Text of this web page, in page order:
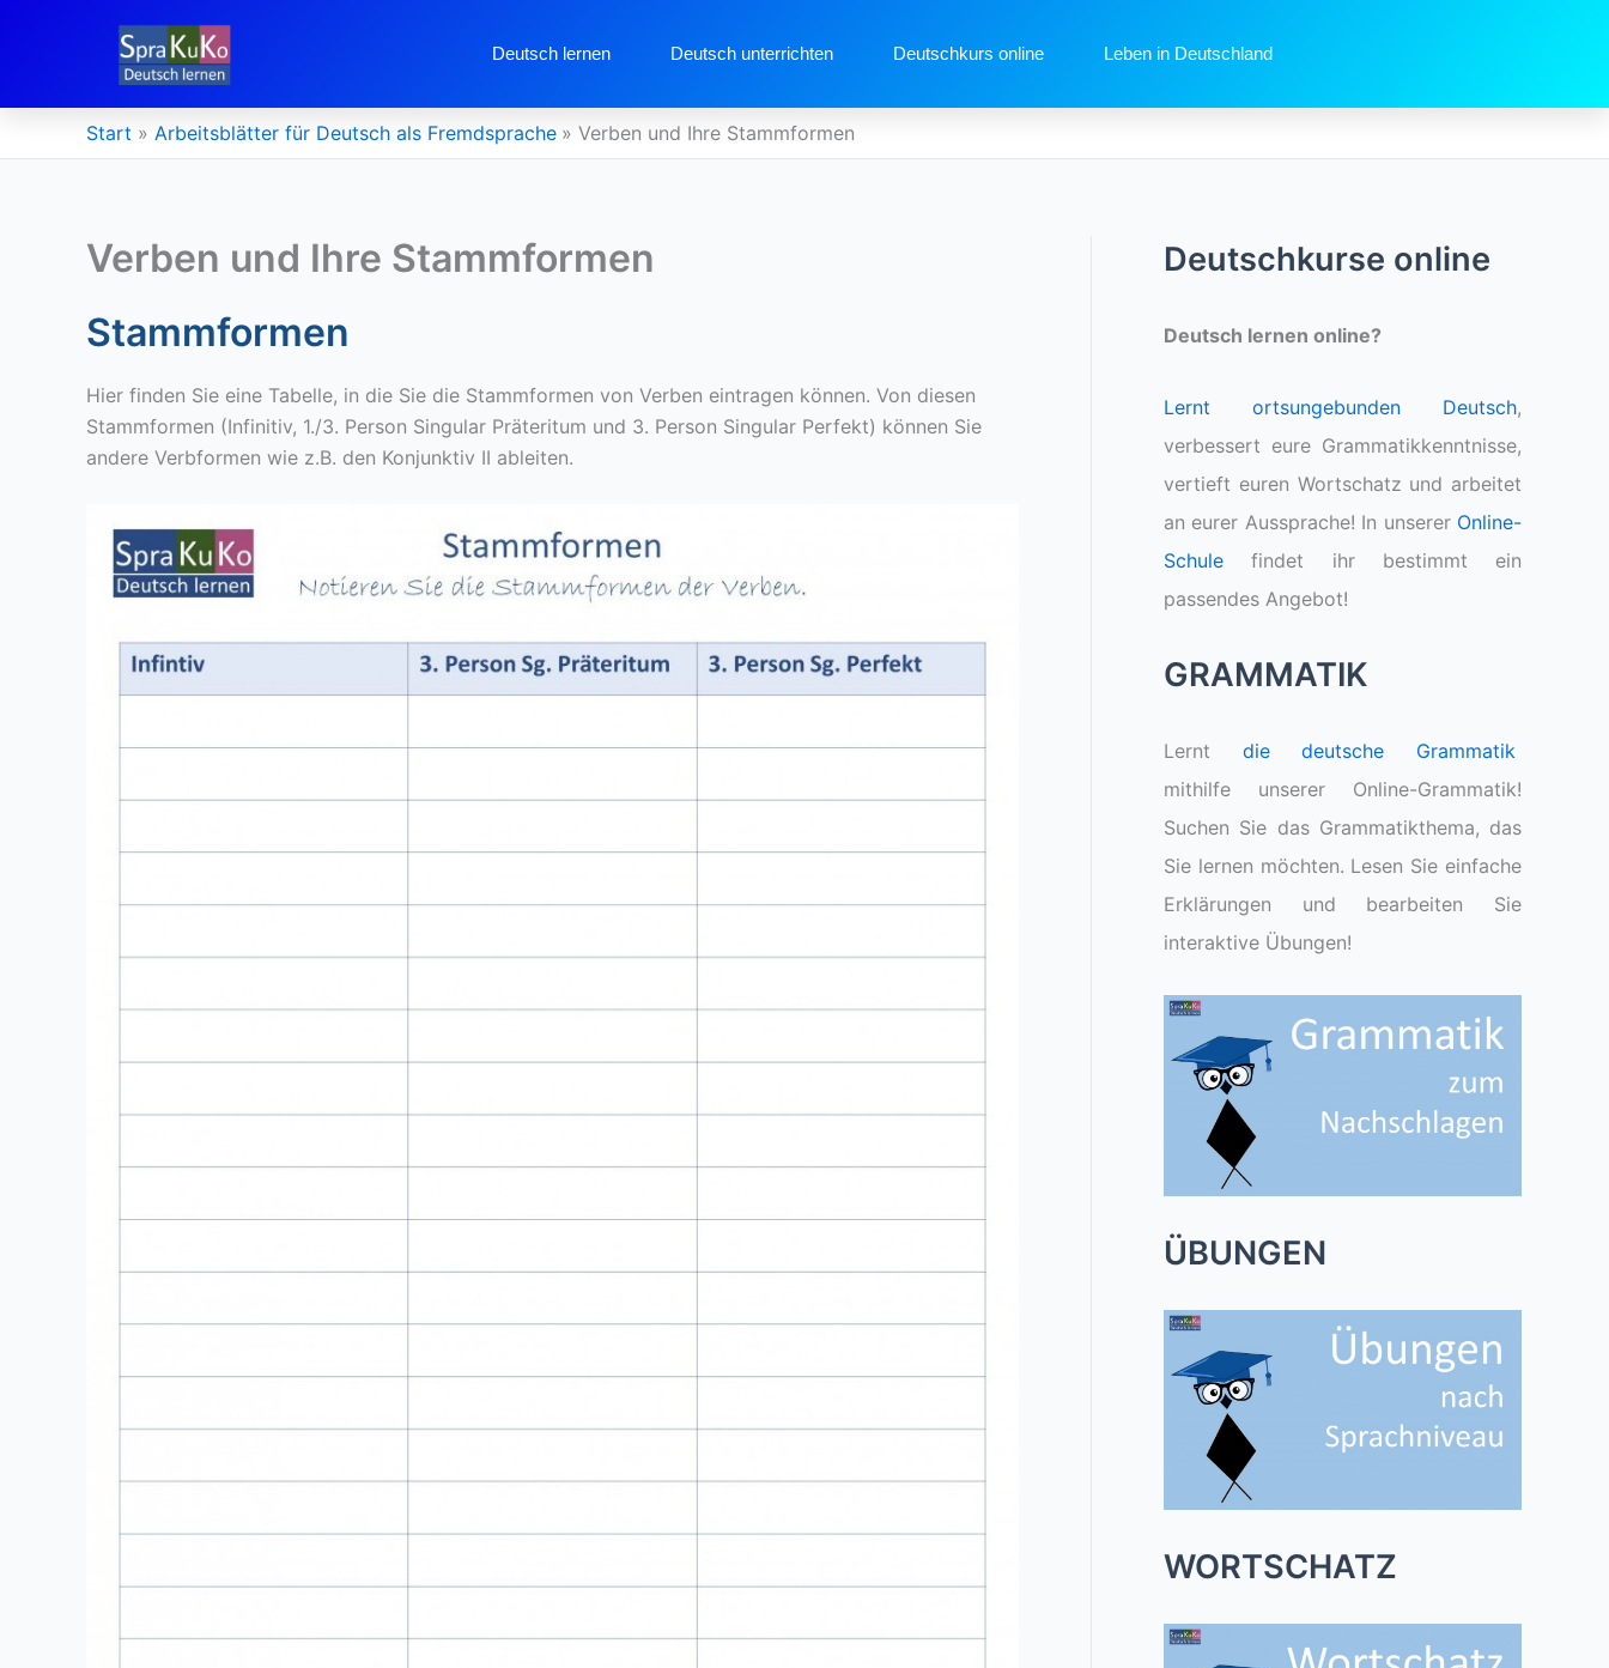
Deutsch lernen Deutsch unterrichten Deutschkurs online Leben in Deutschland
Start Arbeitsblätter für Deutsch als Fremdsprache Verben und Ihre Stammformen
Verben und Ihre Stammformen
Stammformen
Hier finden Sie eine Tabelle, in die Sie die Stammformen von Verben eintragen können. Von diesen
Stammformen (Infinitiv, 1./3. Person Singular Präteritum und 3. Person Singular Perfekt) können Sie
andere Verbformen wie z.B. den Konjunktiv II ableiten.
Deutschkurse online
Deutsch lernen online?
Lernt ortsungebunden Deutsch,
verbessert eure Grammatikkenntnisse,
vertieft euren Wortschatz und arbeitet
an eurer Aussprache! In unserer Online-
Schule findet ihr bestimmt ein
passendes Angebot!
GRAMMATIK
Lernt die deutsche Grammatik
mithilfe unserer Online-Grammatik!
Suchen Sie das Grammatikthema, das
Sie lernen möchten. Lesen Sie einfache
Erklärungen und bearbeiten Sie
interaktive Übungen!
ÜBUNGEN
WORTSCHATZ